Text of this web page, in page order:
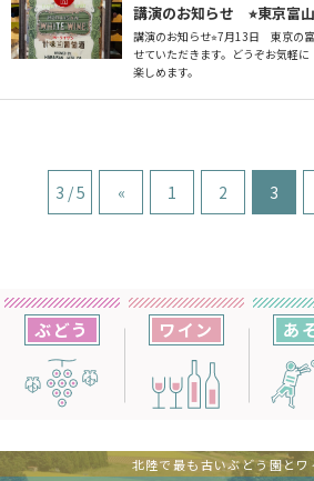
講演のお知らせ ⭐︎東京富
講演のお知らせ⭐︎7月13日 東京の
せていただきます。どうぞお気軽
楽しめます。
3 / 5 « 1 2 3
ぶどう ワイン あ
北陸で最も古いぶどう園とワ